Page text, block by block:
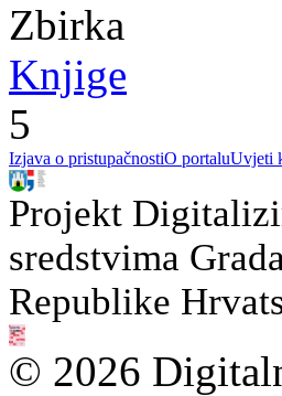
Zbirka
Knjige
5
Izjava o pristupačnostiO portaluUvjeti
Projekt
sredstvima
Republike
© 2026